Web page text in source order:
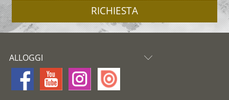
RICHIESTA
ALLOGGI